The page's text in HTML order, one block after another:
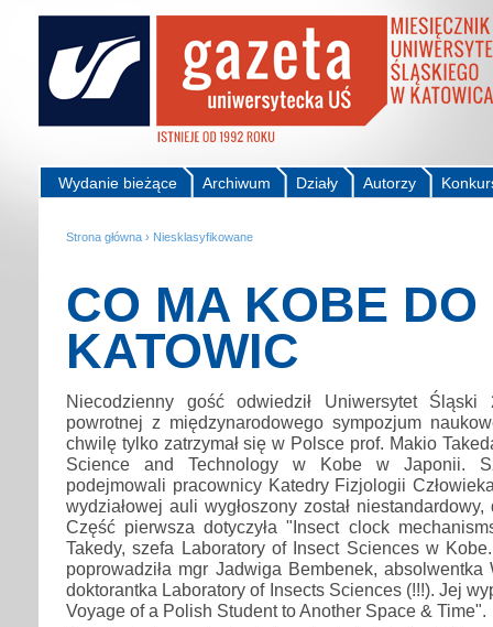
Autorzy
Działy
Archiwum
Wydanie bieżące
Strona główna › Niesklasyfikowane
CO MA KOBE DO
KATOWIC
Niecodzienny gość odwiedził Uniwersytet
powrotnej z międzynarodowego sympozjum
chwilę tylko zatrzymał się w Polsce prof. Makio
Science and Technology w Kobe w Japonii.
podejmowali pracownicy Katedry Fizjologii
wydziałowej auli wygłoszony został
Część pierwsza dotyczyła "Insect clock
Takedy, szefa Laboratory of Insect Sciences w
poprowadziła mgr Jadwiga Bembenek,
doktorantka Laboratory of Insects Sciences (!!!). Jej
Voyage of a Polish Student to Another Space & Time".